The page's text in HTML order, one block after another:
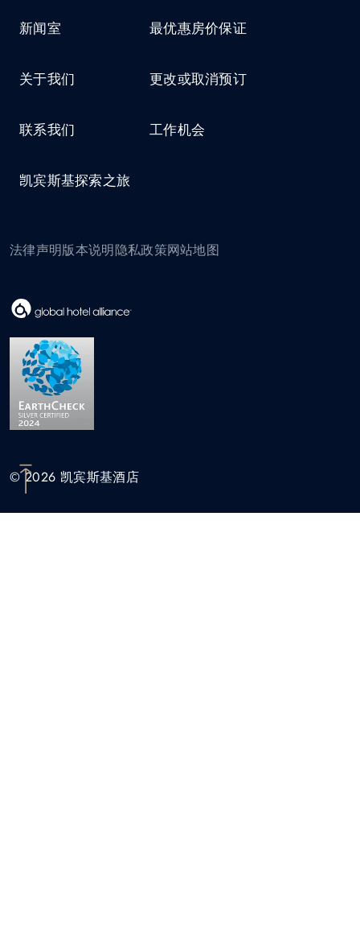
新闻室
关于我们
联系我们
凯宾斯基探索之旅
最优惠房价保证
更改或取消预订
工作机会
法律声明版本说明隐私政策网站地图
© 2026 凯宾斯基酒店